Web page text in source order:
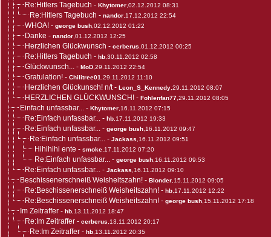
Re:Hitlers Tagebuch - Khytomer ,02.12.2012 08:31
Re:Hitlers Tagebuch - nandor ,17.12.2012 22:54
WHOA! - george bush ,02.12.2012 01:22
Danke - nandor ,01.12.2012 12:25
Herzlichen Glückwunsch - cerberus ,01.12.2012 00:25
Re:Hitlers Tagebuch - hb ,30.11.2012 02:58
Glückwunsch... - MoD ,29.11.2012 22:54
Gratulation! - Chilitree01 ,29.11.2012 11:10
Herzlichen Glückunsch! n/t- Leon_S_Kennedy ,29.11.2012 08:07
HERZLICHEN GLÜCKWUNSCH! - Fohlenfan77 ,29.11.2012 08:05
Einfach unfassbar... - Khytomer ,16.11.2012 07:15
Re:Einfach unfassbar... - hb ,17.11.2012 19:33
Re:Einfach unfassbar... - george bush ,16.11.2012 09:47
Re:Einfach unfassbar... - Jackass ,16.11.2012 09:51
Hihihihi ente - smoke ,17.11.2012 07:20
Re:Einfach unfassbar... - george bush ,16.11.2012 09:53
Re:Einfach unfassbar... - Jackass ,16.11.2012 09:10
Beschissenerschneiß Weisheitszahn! - Blonder ,15.11.2012 09:05
Re:Beschissenerschneiß Weisheitszahn! - hb ,17.11.2012 12:22
Re:Beschissenerschneiß Weisheitszahn! - george bush ,15.11.2012 17:18
Im Zeitraffer - hb ,13.11.2012 18:47
Re:Im Zeitraffer - cerberus ,13.11.2012 20:17
Re:Im Zeitraffer - hb ,13.11.2012 20:35